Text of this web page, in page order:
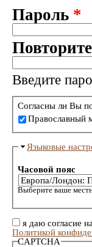
Пароль *
Введите
Согласны ли Вы
Православный
Языковые
Часовой пояс
Выберите ваше
я даю согласие
Политикой
CAPTCHA